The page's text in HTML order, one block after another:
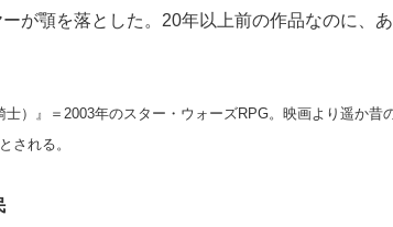
が顎を落とした。20年以上前の作品なのに、
）』＝2003年のスター・ウォーズRPG。映画より遥か昔
される。